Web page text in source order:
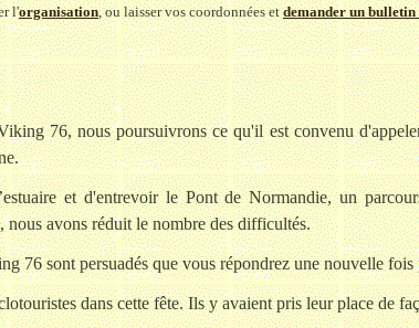
l'organisation, ou laisser vos coordonnées etdemander un
76, nous poursuivrons ce qu'il est convenu
et d'entrevoir le Pont de Normandie, un
nous avons réduit le nombre des difficultés.
76 sont persuadés que vous répondrez une nouvelle
dans cette fête. Ils y avaient pris leur place de